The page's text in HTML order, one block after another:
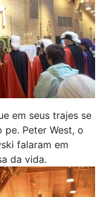
em seus trajes se
Peter West, o
falaram em
da vida.